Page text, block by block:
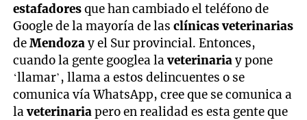
estafadoresque han cambiado el teléfono de
Google de la mayoría de lasclínicas veterinarias
deMendozay el Sur provincial. Entonces,
cuando la gente googlea laveterinariay pone
‘llamar’, llama a estos delincuentes o se
comunica vía WhatsApp, cree que se comunica a
laveterinariapero en realidad es esta gente que